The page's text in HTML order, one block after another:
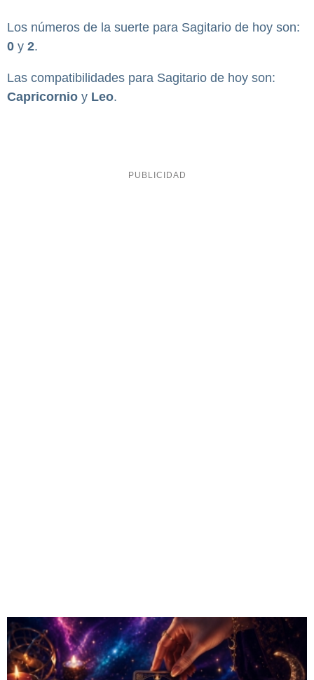
Los números de la suerte para Sagitario de hoy son:
0 y 2.
Las compatibilidades para Sagitario de hoy son:
Capricornio y Leo.